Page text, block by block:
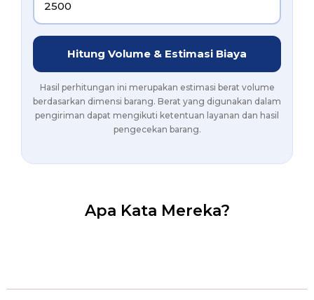
Hitung Volume & Estimasi Biaya
Hasil perhitungan ini merupakan estimasi berat volume
berdasarkan dimensi barang. Berat yang digunakan dalam
pengiriman dapat mengikuti ketentuan layanan dan hasil
pengecekan barang.
Apa Kata Mereka?